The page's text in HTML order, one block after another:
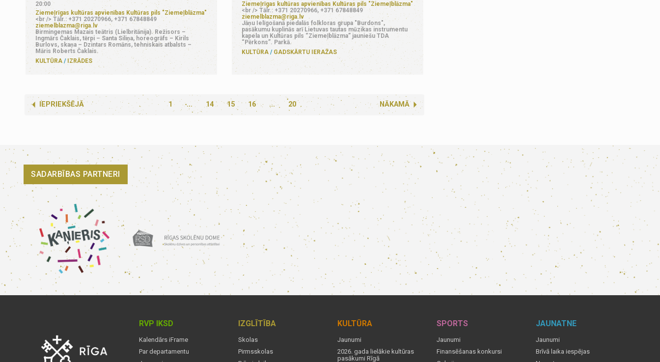
20:00
Ziemeļrīgas kultūras apvienības Kultūras pils "Ziemeļblāzma"
<br /> Tālr.: +371 20270966, +371 67848849
ziemelblazma@riga.lv
Birmingemas Mazais teātris (Lielbritānija). Režisors –
Ingmārs Čaklais, tērpi – Santa Siliņa, horeogrāfs – Kirils
Burlovs, skaņa – Dzintars Romāns, tehniskais atbalsts –
Māris Roberts Čaklais.
KULTŪRA
IZRĀDES
Ziemeļrīgas kultūras apvienības Kultūras pils "Ziemeļblāzma"
<br /> Tālr.: +371 20270966, +371 67848849
ziemelblazma@riga.lv
Jāņu Ielīgošanā piedalās folkloras grupa "Burdons",
pasākumu kuplinās arī Lietuvas tautas mūzikas instrumentu
kapela un Kultūras pils “Ziemeļblāzma” jauniešu TDA
“Pērkons”. Parkā.
KULTŪRA
GADSKĀRTU IERAŽAS
IEPRIEKŠĒJĀ 1 ... 14 15 16 NĀKAMĀ
... 20
SADARBĪBAS PARTNERI
RVP IKSD
Kalendārs iFrame
Par departamentu
IZGLĪTĪBA
Skolas
Pirmsskolas
KULTŪRA
Jaunumi
2026. gada lielākie kultūras
pasākumi Rīgā
SPORTS
Jaunumi
Finansēšanas konkursi
JAUNATNE
Jaunumi
Brīvā laika iespējas